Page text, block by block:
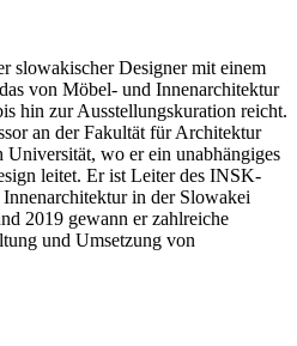
slowakischer Designer mit einem
von Möbel- und Innenarchitektur
hin zur Ausstellungskuration reicht.
an der Fakultät für Architektur
Universität, wo er ein unabhängiges
leitet. Er ist Leiter des INSK-
in der Slowakei
2019 gewann er zahlreiche
und Umsetzung von